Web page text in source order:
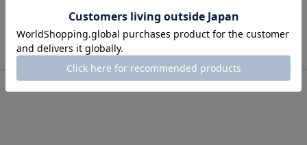
このアイテムをシェアする